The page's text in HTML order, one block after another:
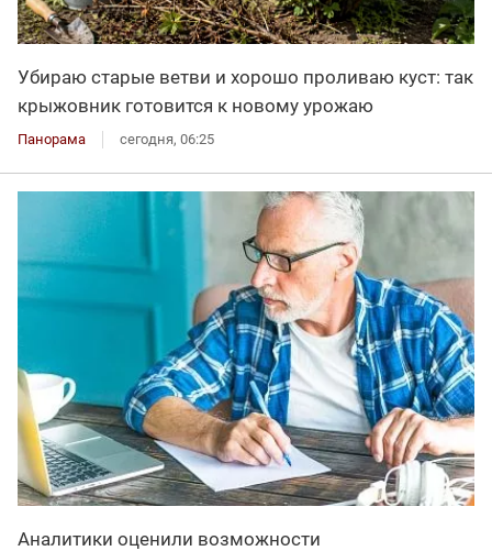
Убираю старые ветви и хорошо проливаю куст: так
крыжовник готовится к новому урожаю
Панорама сегодня, 06:25
Аналитики оценили возможности